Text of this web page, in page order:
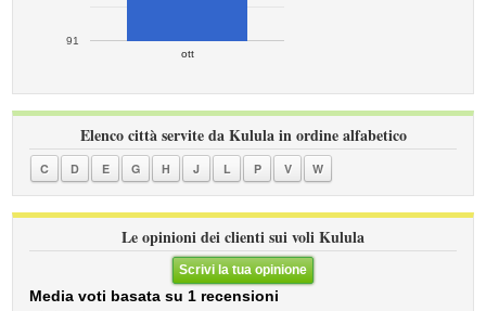
ott
91
Elenco città servite da Kulula in ordine alfabetico
C D E G H J L P V W
Le opinioni dei clienti sui voli Kulula
Scrivi la tua opinione
Media voti basata su 1 recensioni